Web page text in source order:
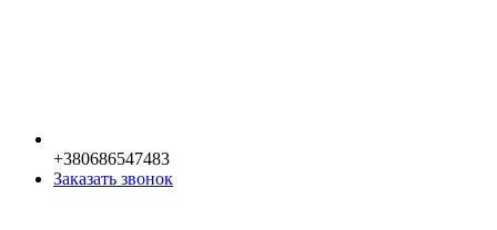
+380686547483
Заказать звонок